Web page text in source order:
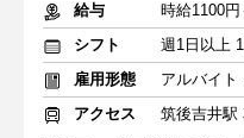
給与
時給1100
シフト
雇用形態
アルバイト
アクセス
筑後吉井駅